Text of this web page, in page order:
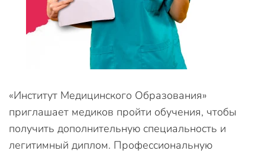
«Институт Медицинского Образования»
приглашает медиков пройти обучения, чтобы
получить дополнительную специальность и
легитимный диплом. Профессиональную